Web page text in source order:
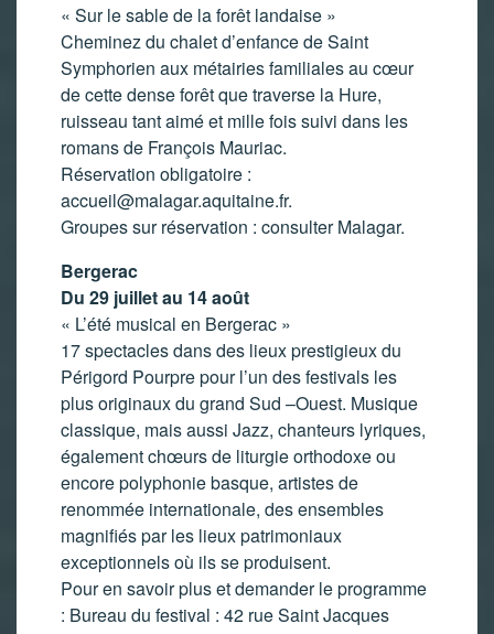
« Sur le sable de la forêt landaise »
Cheminez du chalet d’enfance de Saint
Symphorien aux métairies familiales au cœur
de cette dense forêt que traverse la Hure,
ruisseau tant aimé et mille fois suivi dans les
romans de François Mauriac.
Réservation obligatoire :
accueil@malagar.aquitaine.fr.
Groupes sur réservation : consulter Malagar.
Bergerac
Du 29 juillet au 14 août
« L’été musical en Bergerac »
17 spectacles dans des lieux prestigieux du
Périgord Pourpre pour l’un des festivals les
plus originaux du grand Sud –Ouest. Musique
classique, mais aussi Jazz, chanteurs lyriques,
également chœurs de liturgie orthodoxe ou
encore polyphonie basque, artistes de
renommée internationale, des ensembles
magnifiés par les lieux patrimoniaux
exceptionnels où ils se produisent.
Pour en savoir plus et demander le programme
: Bureau du festival : 42 rue Saint Jacques